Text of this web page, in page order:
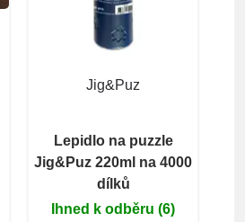
Jig&Puz
Lepidlo na puzzle
Jig&Puz 220ml na 4000
dílků
Ihned k odběru (6)